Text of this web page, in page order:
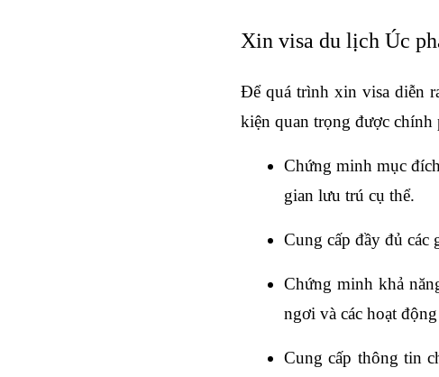
Xin visa du lịch Úc
Để quá trình xin visa diễn
kiện quan trọng được chính
Chứng minh mục
gian lưu trú cụ thể.
Cung cấp đầy đủ các
Chứng minh khả
ngơi và các hoạt
Cung cấp thông tin